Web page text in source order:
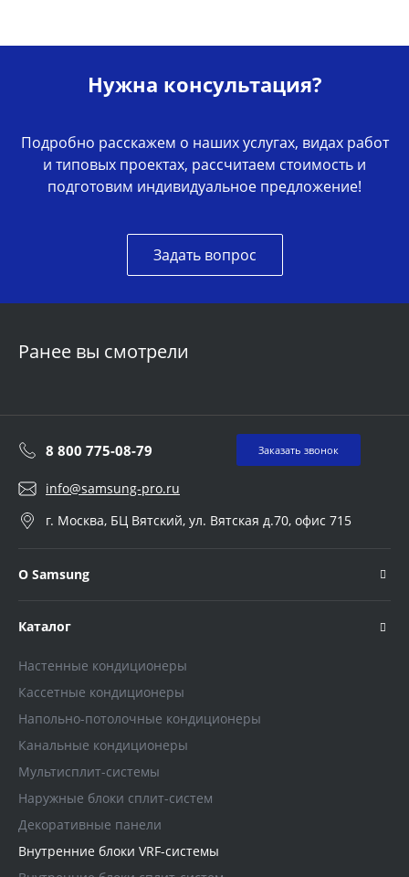
Нужна консультация?
Подробно расскажем о наших услугах, видах работ
и типовых проектах, рассчитаем стоимость и
подготовим индивидуальное предложение!
Задать вопрос
Ранее вы смотрели
8 800 775-08-79 Заказать звонок
info@samsung-pro.ru
г. Москва, БЦ Вятский, ул. Вятская д.70, офис 715
О Samsung
Каталог
Настенные кондиционеры
Кассетные кондиционеры
Напольно-потолочные кондиционеры
Канальные кондиционеры
Мультисплит-системы
Наружные блоки сплит-систем
Декоративные панели
Внутренние блоки VRF-системы